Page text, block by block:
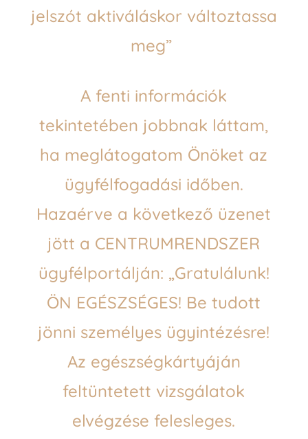
jelszót aktiváláskor változtassa
meg”
A fenti információk
tekintetében jobbnak láttam,
ha meglátogatom Önöket az
ügyfélfogadási időben.
Hazaérve a következő üzenet
jött a CENTRUMRENDSZER
ügyfélportálján: „Gratulálunk!
ÖN EGÉSZSÉGES! Be tudott
jönni személyes ügyintézésre!
Az egészségkártyáján
feltüntetett vizsgálatok
elvégzése felesleges.